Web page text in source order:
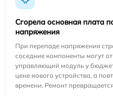
Сгорела основная плата
напряжения
При перепаде напряжения
соседние компоненты могут
управляющий модуль у
цене нового устройства, а
времени. Ремонт